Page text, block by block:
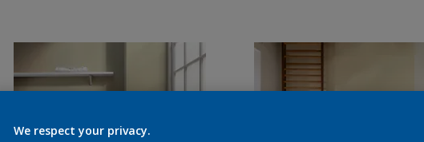
We respect your privacy.